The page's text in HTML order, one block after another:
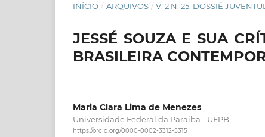
INÍCIO / ARQUIVOS / V. 2 N. 25: DOSSIÊ
JESSÉ SOUZA E SUA
BRASILEIRA
Maria Clara Lima de Menezes
Universidade Federal da Paraíba - UFPB
https://orcid.org/0000-0002-3312-5315